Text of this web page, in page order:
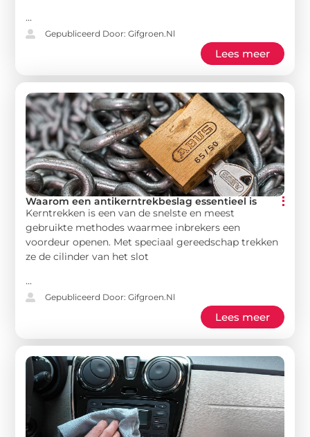
...
Gepubliceerd Door: Gifgroen.nl
Lees meer
Waarom een antikerntrekbeslag essentieel is
Kerntrekken is een van de snelste en meest
gebruikte methodes waarmee inbrekers een
voordeur openen. Met speciaal gereedschap trekken
ze de cilinder van het slot
...
Gepubliceerd Door: Gifgroen.nl
Lees meer